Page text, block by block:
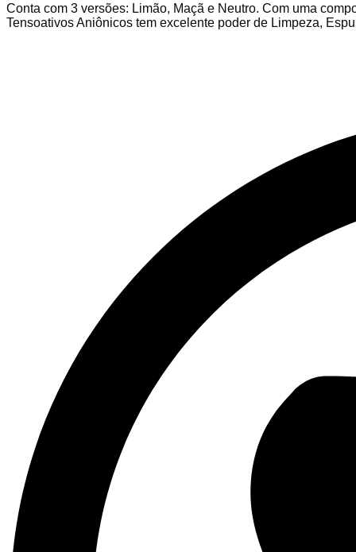
Conta com 3 versões: Limão, Maçã e Neutro. Com uma
Tensoativos Aniônicos tem excelente poder de Limpeza,